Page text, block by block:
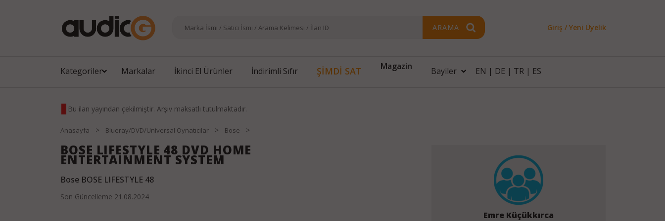
ARAMA Giriş / Yeni Üyelik
Kategoriler Markalar İkinci El Ürünler İndirimli Sıfır ŞİMDİ SAT Magazin Bayiler EN | DE | TR | ES
Bu ilan yayından çekilmiştir. Arşiv maksatlı tutulmaktadır.
Anasayfa > Blueray/DVD/Universal Oynatıcılar > Bose >
BOSE LIFESTYLE 48 DVD HOME
ENTERTAINMENT SYSTEM
Bose BOSE LIFESTYLE 48
Son Güncelleme 21.08.2024
Emre Küçükkırca